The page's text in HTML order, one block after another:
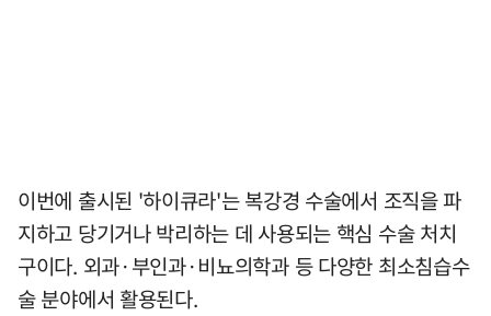
이번에 출시된 '하이큐라'는 복강경 수술에서 조직을 파
지하고 당기거나 박리하는 데 사용되는 핵심 수술 처치
구이다. 외과·부인과·비뇨의학과 등 다양한 최소침습수
술 분야에서 활용된다.